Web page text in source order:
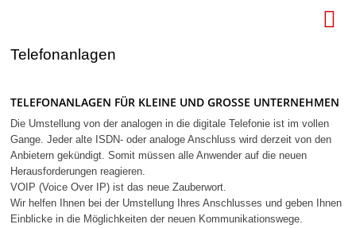

Telefonanlagen
TELEFONANLAGEN FÜR KLEINE UND GROSSE UNTERNEHMEN
Die Umstellung von der analogen in die digitale Telefonie ist im vollen
Gange. Jeder alte ISDN- oder analoge Anschluss wird derzeit von den
Anbietern gekündigt. Somit müssen alle Anwender auf die neuen
Herausforderungen reagieren.
VOIP (Voice Over IP) ist das neue Zauberwort.
Wir helfen Ihnen bei der Umstellung Ihres Anschlusses und geben Ihnen
Einblicke in die Möglichkeiten der neuen Kommunikationswege.